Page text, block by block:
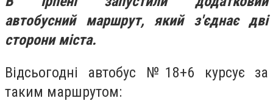
автобусний маршрут, який з'єднає дві
сторони міста.
Відсьогодні автобус №18+6 курсує за
таким маршрутом: